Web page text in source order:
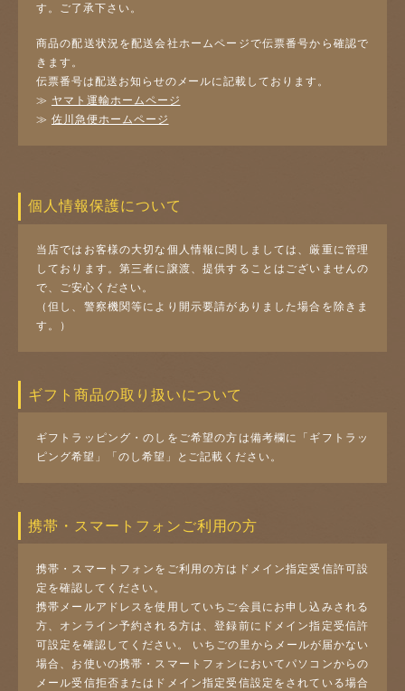
す。ご了承下さい。
商品の配送状況を配送会社ホームページで伝票番号から確認で
きます。
伝票番号は配送お知らせのメールに記載しております。
≫ ヤマト運輸ホームページ
≫ 佐川急便ホームページ
個人情報保護について
当店ではお客様の大切な個人情報に関しましては、厳重に管理
しております。第三者に譲渡、提供することはございませんの
で、ご安心ください。
（但し、警察機関等により開示要請がありました場合を除きま
す。）
ギフト商品の取り扱いについて
ギフトラッピング・のしをご希望の方は備考欄に「ギフトラッ
ピング希望」「のし希望」とご記載ください。
携帯・スマートフォンご利用の方
携帯・スマートフォンをご利用の方はドメイン指定受信許可設
定を確認してください。
携帯メールアドレスを使用していちご会員にお申し込みされる
方、オンライン予約される方は、登録前にドメイン指定受信許
可設定を確認してください。 いちごの里からメールが届かない
場合、お使いの携帯・スマートフォンにおいてパソコンからの
メール受信拒否またはドメイン指定受信設定をされている場合